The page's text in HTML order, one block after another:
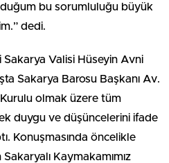
bu sorumluluğu büyük
dedi.
Sakarya Valisi Hüseyin Avni
Sakarya Barosu Başkanı Av.
olmak üzere tüm
duygu ve düşüncelerini ifade
Konuşmasında öncelikle
Kaymakamımız